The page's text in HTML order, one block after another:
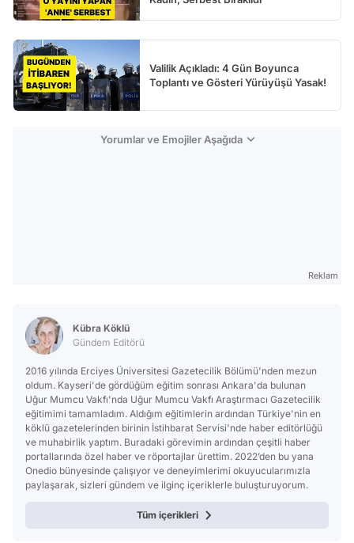
Valilik Açıkladı: 4 Gün Boyunca
Toplantı ve Gösteri Yürüyüşü Yasak!
Yorumlar ve Emojiler Aşağıda
Reklam
Kübra Köklü
Gündem Editörü
2016 yılında Erciyes Üniversitesi Gazetecilik Bölümü'nden mezun
oldum. Kayseri'de gördüğüm eğitim sonrası Ankara'da bulunan
Uğur Mumcu Vakfı'nda Uğur Mumcu Vakfı Araştırmacı Gazetecilik
eğitimimi tamamladım. Aldığım eğitimlerin ardından Türkiye'nin en
köklü gazetelerinden birinin İstihbarat Servisi'nde haber editörlüğü
ve muhabirlik yaptım. Buradaki görevimin ardından çeşitli haber
portallarında özel haber ve röportajlar ürettim. 2022’den bu yana
Onedio bünyesinde çalışıyor ve deneyimlerimi okuyucularımızla
paylaşarak, sizleri gündem ve ilginç içeriklerle buluşturuyorum.
Tüm içerikleri